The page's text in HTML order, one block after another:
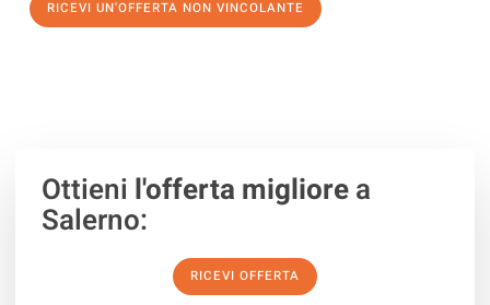
RICEVI UN'OFFERTA NON VINCOLANTE
Ottieni l'offerta migliorea
Salerno:
RICEVI OFFERTA